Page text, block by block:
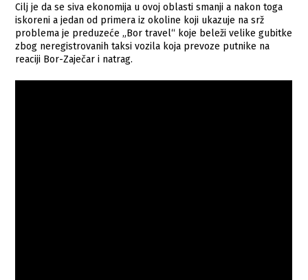
Cilj je da se siva ekonomija u ovoj oblasti smanji a nakon toga
iskoreni a jedan od primera iz okoline koji ukazuje na srž
problema je preduzeće „Bor travel“ koje beleži velike gubitke
zbog neregistrovanih taksi vozila koja prevoze putnike na
reaciji Bor-Zaječar i natrag.